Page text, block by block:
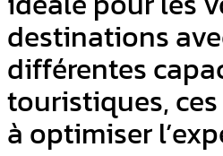
destinations
différentes
touristiques,
à optimiser